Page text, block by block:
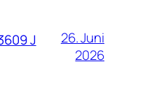
J
26. Juni
2026